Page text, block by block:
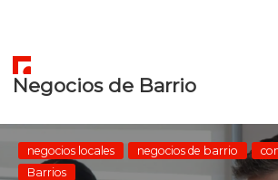
Negocios de Barrio
negocios locales negocios de barrio
Barrios